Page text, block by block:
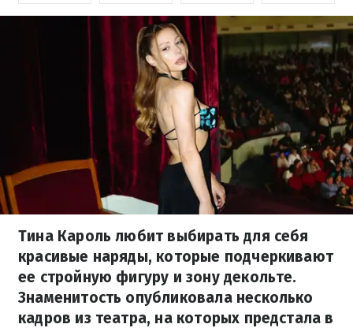
Тина Кароль любит выбирать для себя
красивые наряды, которые подчеркивают
ее стройную фигуру и зону декольте.
Знаменитость опубликовала несколько
кадров из театра, на которых предстала в